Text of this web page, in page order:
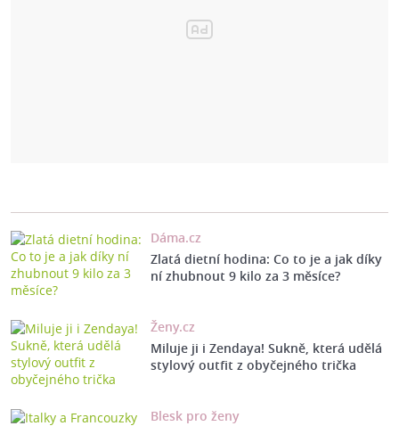
Dáma.cz
Zlatá dietní hodina: Co to je a jak díky
ní zhubnout 9 kilo za 3 měsíce?
Ženy.cz
Miluje ji i Zendaya! Sukně, která udělá
stylový outfit z obyčejného trička
Blesk pro ženy